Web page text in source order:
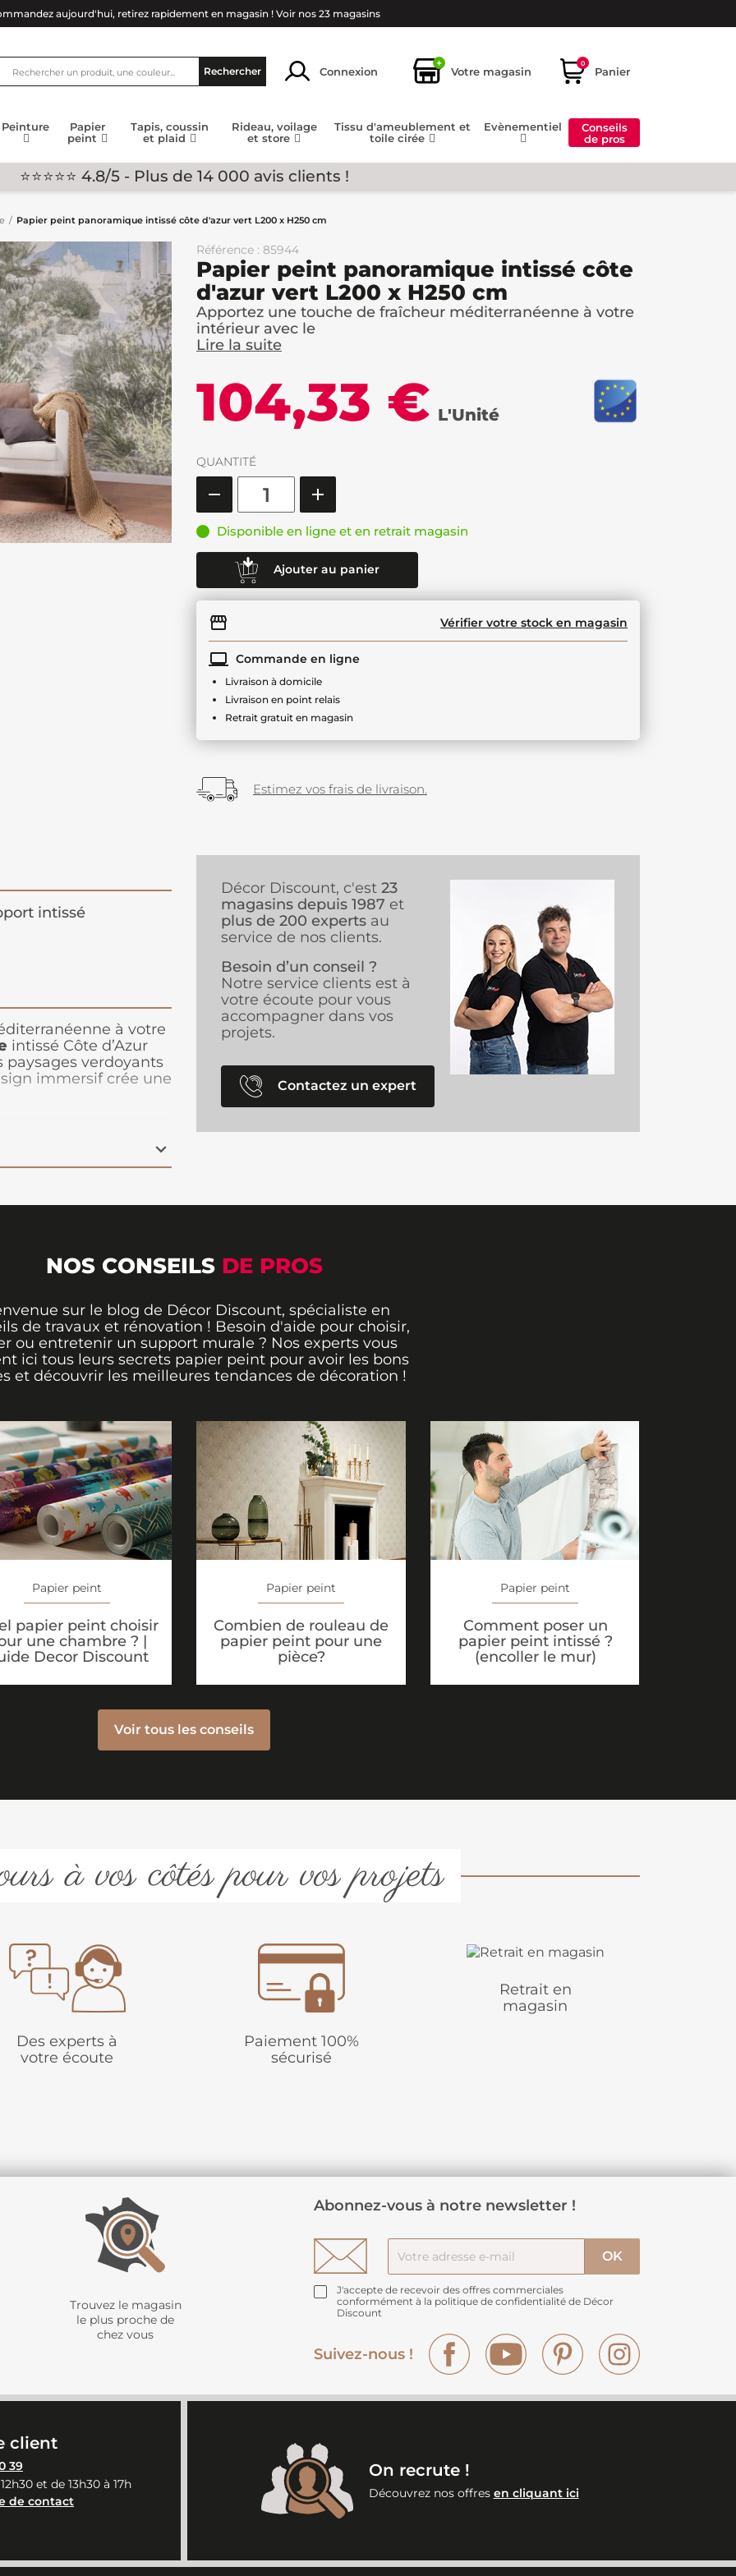
aujourd'hui, retirez rapidement en magasin ! Voir nos 23 magasins
Rechercher Connexion
+
Votre magasin
0
Panier
Peinture
Papier
peint
Tapis, coussin
et plaid
Rideau, voilage
et store
Tissu d'ameublement et
toile cirée
Evènementiel
Conseils
de pros
⭐⭐⭐⭐⭐ 4.8/5 - Plus de 14 000 avis clients !
Papier peint panoramique intissé côte d'azur vert L200 x H250 cm
Référence : 85944
Papier peint panoramique intissé côte
d'azur vert L200 x H250 cm
Apportez une touche de fraîcheur méditerranéenne à votre
intérieur avec le
Lire la suite
104,33 € L'Unité
QUANTITÉ
Disponible en ligne et en retrait magasin
Ajouter au panier
Vérifier votre stock en magasin
Commande en ligne
Livraison à domicile
Livraison en point relais
Retrait gratuit en magasin
Estimez vos frais de livraison.
intissé
à votre
intissé Côte d’Azur
paysages verdoyants
immersif crée une
idéale pour
durable et sans
insuffler une
Décor Discount, c'est 23
magasins depuis 1987 et
plus de 200 experts au
service de nos clients.
Besoin d’un conseil ?
Notre service clients est à
votre écoute pour vous
accompagner dans vos
projets.
Contactez un expert
NOS CONSEILS DE PROS
sur le blog de Décor Discount, spécialiste en
de travaux et rénovation ! Besoin d'aide pour choisir,
ou entretenir un support murale ? Nos experts vous
ici tous leurs secrets papier peint pour avoir les bons
et découvrir les meilleures tendances de décoration !
Papier peint
papier peint choisir
une chambre ? |
Decor Discount
Papier peint
Combien de rouleau de
papier peint pour une
pièce?
Papier peint
Comment poser un
papier peint intissé ?
(encoller le mur)
Voir tous les conseils
à vos côtés pour vos projets
Des experts à
votre écoute
Paiement 100%
sécurisé
Retrait en
magasin
Trouvez le magasin
le plus proche de
chez vous
Abonnez-vous à notre newsletter !
J'accepte de recevoir des offres commerciales
conformément à la politique de confidentialité de Décor
Discount
Suivez-nous !
Facebook YouTube Pinterest
client
39
et de 13h30 à 17h
de contact
On recrute !
Découvrez nos offres en cliquant ici